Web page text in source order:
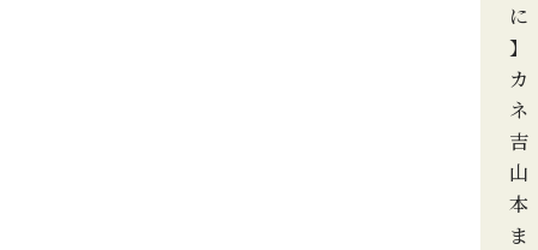
に
】
カ
ネ
吉
山
本
ま